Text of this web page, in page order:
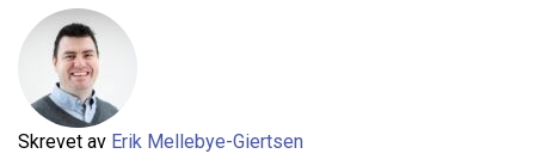
Skrevet av Erik Mellebye-Giertsen